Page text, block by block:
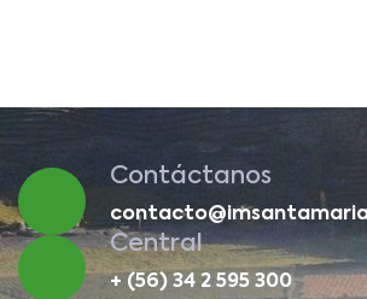
Contáctanos
Central
+ (56) 34 2 595 300